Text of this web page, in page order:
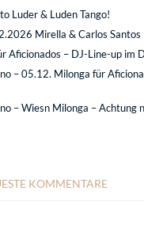
Luder & Luden Tango!
Mirella & Carlos Santos
Aficionados – DJ-Line-up im
– 05.12. Milonga für
– Wiesn Milonga – Achtung
KOMMENTARE